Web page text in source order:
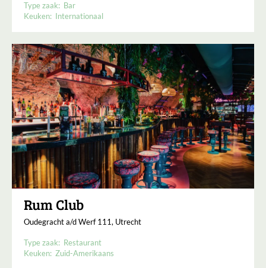
Type zaak: Bar
Keuken: Internationaal
Rum Club
Oudegracht a/d Werf 111, Utrecht
Type zaak: Restaurant
Keuken: Zuid-Amerikaans